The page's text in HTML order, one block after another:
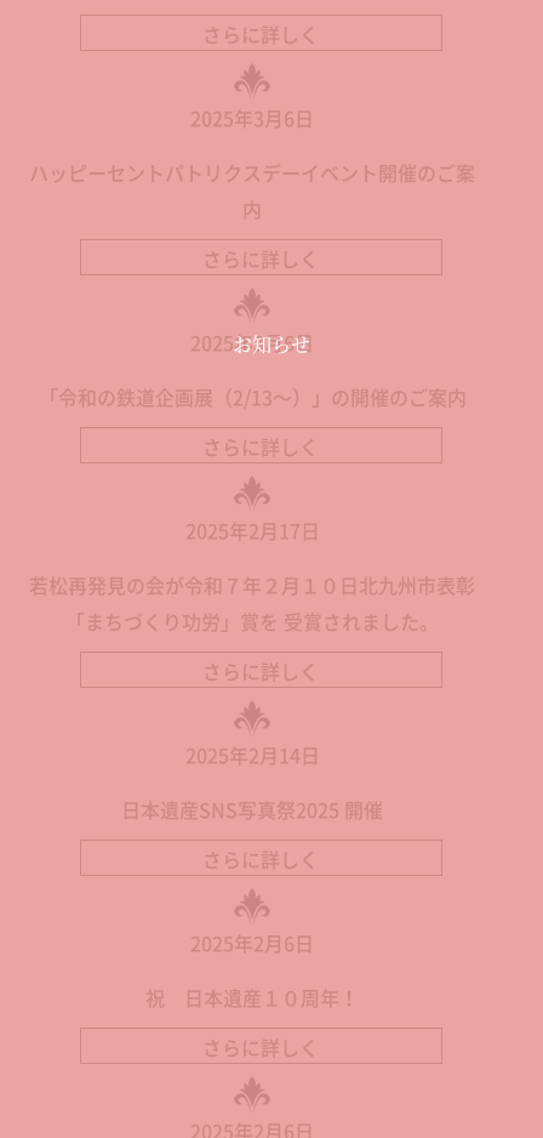
お知らせ
さらに詳しく
2025年3月6日
ハッピーセントパトリクスデーイベント開催のご案
内
さらに詳しく
2025年3月6日
「令和の鉄道企画展（2/13～）」の開催のご案内
さらに詳しく
2025年2月17日
若松再発見の会が令和７年２月１０日北九州市表彰
「まちづくり功労」賞を 受賞されました。
さらに詳しく
2025年2月14日
日本遺産SNS写真祭2025 開催
さらに詳しく
2025年2月6日
祝 日本遺産１０周年！
さらに詳しく
2025年2月6日